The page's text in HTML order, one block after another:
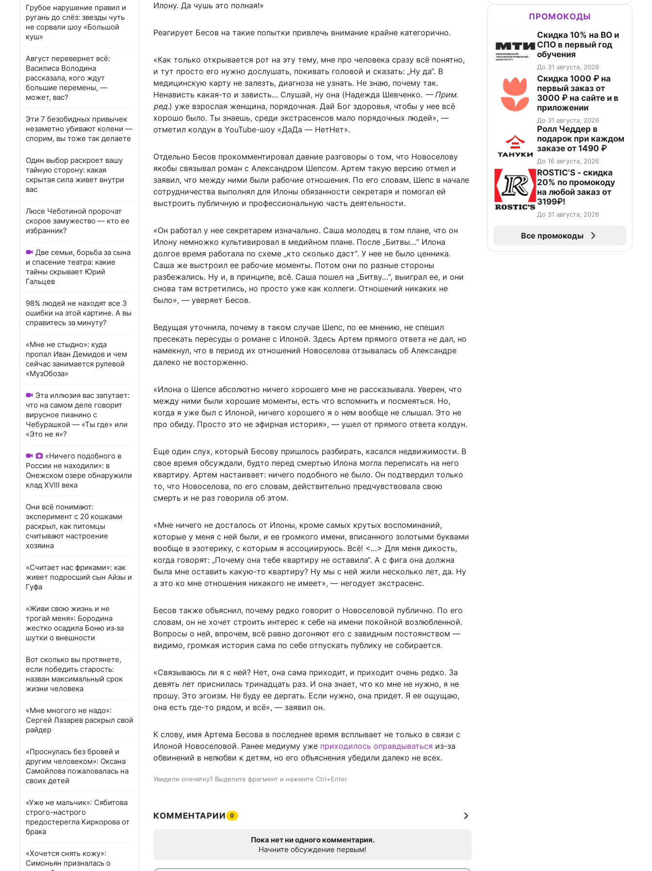
Грубое нарушение правил и
ругань до слёз: звезды чуть
не сорвали шоу «Большой
куш»
Август перевернет всё:
Василиса Володина
рассказала, кого ждут
большие перемены, —
может, вас?
Эти 7 безобидных привычек
незаметно убивают колени —
спорим, вы тоже так делаете
Один выбор раскроет вашу
тайную сторону: какая
скрытая сила живет внутри
вас
Люсе Чеботиной пророчат
скорое замужество — кто ее
избранник?
Две семьи, борьба за сына
и спасение театра: какие
тайны скрывает Юрий
Гальцев
98% людей не находят все 3
ошибки на этой картине. А вы
справитесь за минуту?
«Мне не стыдно»: куда
пропал Иван Демидов и чем
сейчас занимается рулевой
«МузОбоза»
Эта иллюзия вас запутает:
что на самом деле говорит
вирусное пианино с
Чебурашкой — «Ты где» или
«Это не я»?
«Ничего подобного в
России не находили»: в
Онежском озере обнаружили
клад XVIII века
Они всё понимают:
эксперимент с 20 кошками
раскрыл, как питомцы
считывают настроение
хозяина
«Считает нас фриками»: как
живет подросший сын Айзы и
Гуфа
«Живи свою жизнь и не
трогай меня»: Бородина
жестко осадила Боню из‑за
шутки о внешности
Вот сколько вы протянете,
если победить старость:
назван максимальный срок
жизни человека
«Мне многого не надо»:
Сергей Лазарев раскрыл свой
райдер
«Проснулась без бровей и
другим человеком»: Оксана
Самойлова пожаловалась на
своих детей
«Уже не мальчик»: Сябитова
строго-настрого
предостерегла Киркорова от
брака
«Хочется снять кожу»:
Симоньян призналась о
Илону. Да чушь это полная!»
Реагирует Бесов на такие попытки привлечь внимание крайне категорично.
«Как только открывается рот на эту тему, мне про человека сразу всё понятно,
и тут просто его нужно дослушать, покивать головой и сказать: „Ну да“. В
медицинскую карту не залезть, диагноза не узнать. Не знаю, почему так.
Ненависть какая-то и зависть… Слушай, ну она (Надежда Шевченко. — Прим.
ред.) уже взрослая женщина, порядочная. Дай Бог здоровья, чтобы у нее всё
хорошо было. Ты знаешь, среди экстрасенсов мало порядочных людей», —
отметил колдун в YouTube-шоу «ДаДа — НетНет».
Отдельно Бесов прокомментировал давние разговоры о том, что Новоселову
якобы связывал роман с Александром Шепсом. Артем такую версию отмел и
заявил, что между ними были рабочие отношения. По его словам, Шепс в начале
сотрудничества выполнял для Илоны обязанности секретаря и помогал ей
выстроить публичную и профессиональную часть деятельности.
«Он работал у нее секретарем изначально. Саша молодец в том плане, что он
Илону немножко культивировал в медийном плане. После „Битвы…“ Илона
долгое время работала по схеме „кто сколько даст“. У нее не было ценника.
Саша же выстроил ее рабочие моменты. Потом они по разные стороны
разбежались. Ну и, в принципе, всё. Саша пошел на „Битву…“, выиграл ее, и они
снова там встретились, но просто уже как коллеги. Отношений никаких не
было», — уверяет Бесов.
Ведущая уточнила, почему в таком случае Шепс, по ее мнению, не спешил
пресекать пересуды о романе с Илоной. Здесь Артем прямого ответа не дал, но
намекнул, что в период их отношений Новоселова отзывалась об Александре
далеко не восторженно.
«Илона о Шепсе абсолютно ничего хорошего мне не рассказывала. Уверен, что
между ними были хорошие моменты, есть что вспомнить и посмеяться. Но,
когда я уже был с Илоной, ничего хорошего я о нем вообще не слышал. Это не
про обиду. Просто это не эфирная история», — ушел от прямого ответа колдун.
Еще один слух, который Бесову пришлось разбирать, касался недвижимости. В
свое время обсуждали, будто перед смертью Илона могла переписать на него
квартиру. Артем настаивает: ничего подобного не было. Он подтвердил только
то, что Новоселова, по его словам, действительно предчувствовала свою
смерть и не раз говорила об этом.
«Мне ничего не досталось от Илоны, кроме самых крутых воспоминаний,
которые у меня с ней были, и ее громкого имени, вписанного золотыми буквами
вообще в эзотерику, с которым я ассоциируюсь. Всё! <…> Для меня дикость,
когда говорят: „Почему она тебе квартиру не оставила“. А с фига она должна
была мне оставить какую-то квартиру? Ну мы с ней жили несколько лет, да. Ну
а это ко мне отношения никакого не имеет», — негодует экстрасенс.
Бесов также объяснил, почему редко говорит о Новоселовой публично. По его
словам, он не хочет строить интерес к себе на имени покойной возлюбленной.
Вопросы о ней, впрочем, всё равно догоняют его с завидным постоянством —
видимо, громкая история сама по себе отпускать публику не собирается.
«Связываюсь ли я с ней? Нет, она сама приходит, и приходит очень редко. За
девять лет приснилась тринадцать раз. И она знает, что ко мне не нужно, я не
прошу. Это эгоизм. Не буду ее дергать. Если нужно, она придет. Я ее ощущаю,
она есть где-то рядом, и всё», — заявил он.
К слову, имя Артема Бесова в последнее время всплывает не только в связи с
Илоной Новоселовой. Ранее медиуму уже приходилось оправдываться из-за
обвинений в нелюбви к детям, но его объяснения убедили далеко не всех.
Увидели опечатку? Выделите фрагмент и нажмите Ctrl+Enter
КОММЕНТАРИИ 0
Пока нет ни одного комментария.
Начните обсуждение первым!
ПРОМОКОДЫ
Скидка 10% на ВО и
СПО в первый год
обучения
До 31 августа, 2026
Скидка 1000 ₽ на
первый заказ от
3000 ₽ на сайте и в
приложении
До 31 августа, 2026
Ролл Чеддер в
подарок при каждом
заказе от 1490 ₽
До 16 августа, 2026
ROSTIC'S - скидка
20% по промокоду
на любой заказ от
3199₽!
До 31 августа, 2026
Все промокоды